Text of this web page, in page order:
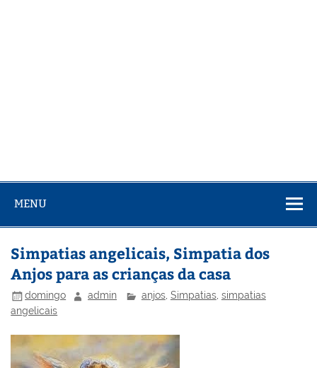
MENU
Simpatias angelicais, Simpatia dos
Anjos para as crianças da casa
domingo admin anjos, Simpatias, simpatias
angelicais